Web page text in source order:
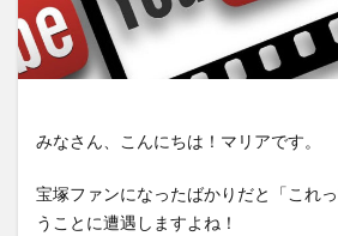
みなさん、こんにちは！マリアです。
宝塚ファンになったばかりだと「これ
うことに遭遇しますよね！